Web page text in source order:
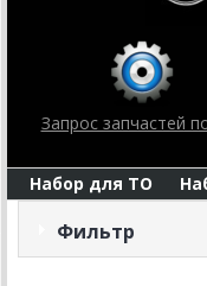
Запрос запчастей
Набор для ТО
Фильтр